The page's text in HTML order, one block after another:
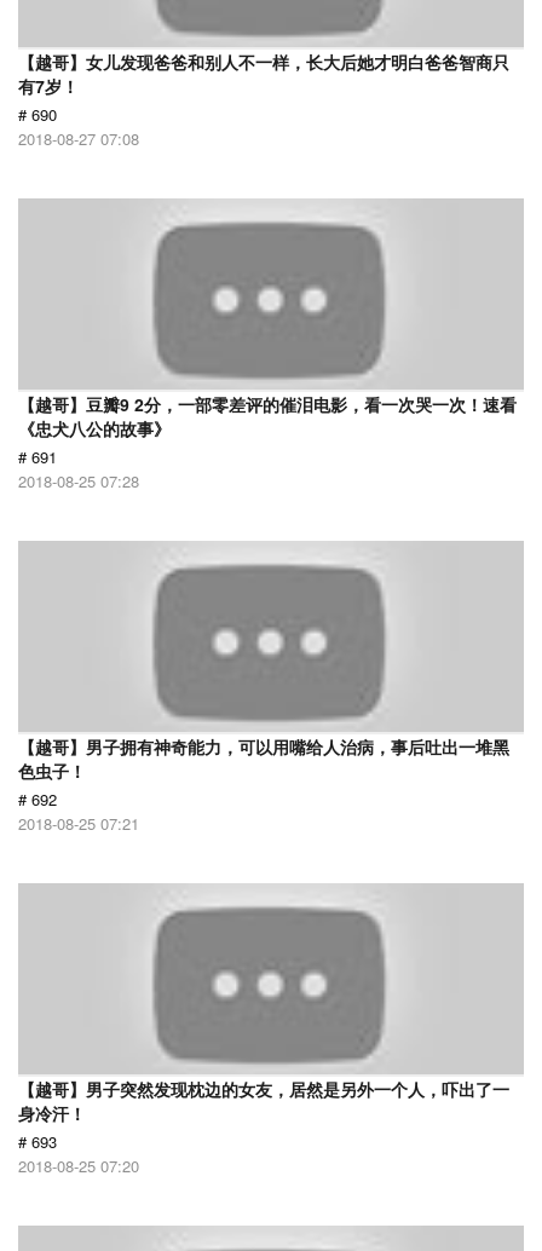
【越哥】女儿发现爸爸和别人不一样，长大后她才明白爸爸智商只
有7岁！
# 690
2018-08-27 07:08
【越哥】豆瓣9 2分，一部零差评的催泪电影，看一次哭一次！速看
《忠犬八公的故事》
# 691
2018-08-25 07:28
【越哥】男子拥有神奇能力，可以用嘴给人治病，事后吐出一堆黑
色虫子！
# 692
2018-08-25 07:21
【越哥】男子突然发现枕边的女友，居然是另外一个人，吓出了一
身冷汗！
# 693
2018-08-25 07:20